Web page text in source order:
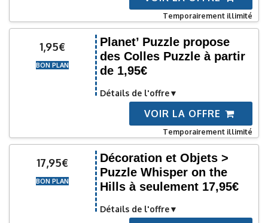
Temporairement illimité
1,95€
BON PLAN
Planet’ Puzzle propose
des Colles Puzzle à partir
de 1,95€
Détails de l'offre
VOIR LA OFFRE
Temporairement illimité
17,95€
BON PLAN
Décoration et Objets >
Puzzle Whisper on the
Hills à seulement 17,95€
Détails de l'offre